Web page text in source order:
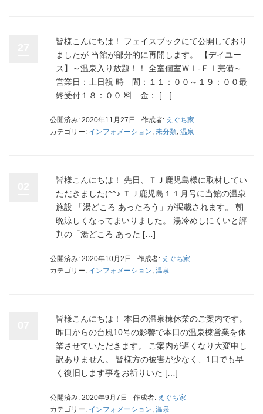
皆様こんにちは！ フェイスブックにて公開しており
ましたが 当館が部分的に再開します。 【デイユー
ス】～温泉入り放題！！ 全室個室ＷＩ‐ＦＩ完備～
営業日：土日祝 時 間：１１：００～１９：００最
終受付１８：００ 料 金： […]
公開済み: 2020年11月27日 作成者: えぐち家
カテゴリー: インフォメーション, 未分類, 温泉
皆様こんにちは！ 先日、ＴＪ鹿児島様に取材してい
ただきました(^^♪ ＴＪ鹿児島１１月号に当館の温泉
施設 「湯どころ あったろう」が掲載されます。 朝
晩涼しくなってまいりました。 湯冷めしにくいと評
判の「湯どころ あった […]
公開済み: 2020年10月2日 作成者: えぐち家
カテゴリー: インフォメーション, 温泉
皆様こんにちは！ 本日の温泉棟休業のご案内です。
昨日からの台風10号の影響で本日の温泉棟営業を休
業させていただきます。 ご案内が遅くなり大変申し
訳ありません。 皆様方の被害が少なく、1日でも早
く復旧します事をお祈りいた […]
公開済み: 2020年9月7日 作成者: えぐち家
カテゴリー: インフォメーション, 温泉